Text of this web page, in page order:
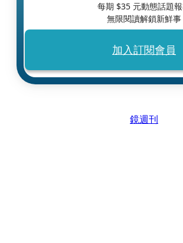
每期 $35 元動態話題
無限閱讀解鎖新鮮事
加入訂閱會員
鏡週刊